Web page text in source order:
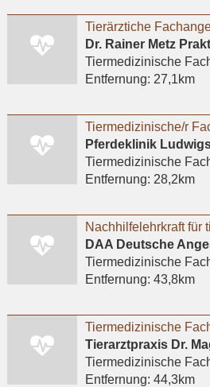
Dr. Rainer Metz
Tiermedizinische
Entfernung: 27,1km
Tiermedizinische
Entfernung: 28,2km
Tiermedizinische
Entfernung: 43,8km
Tiermedizinische
Entfernung: 44,3km